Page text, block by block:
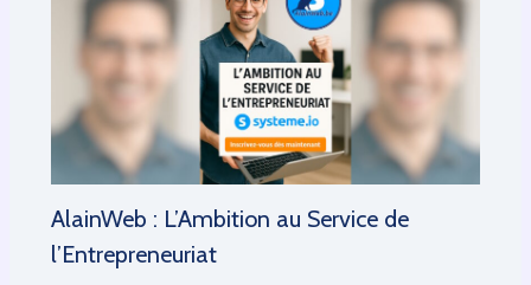
AlainWeb : L’Ambition au Service de
l’Entrepreneuriat